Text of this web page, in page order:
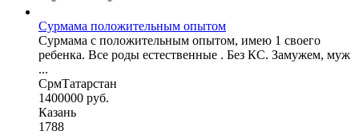
Сурмама положительным опытом
Сурмама с положительным опытом, имею 1 своего
ребенка. Все роды естественные . Без КС. Замужем, муж
...
СрмТатарстан
1400000 руб.
Казань
1788